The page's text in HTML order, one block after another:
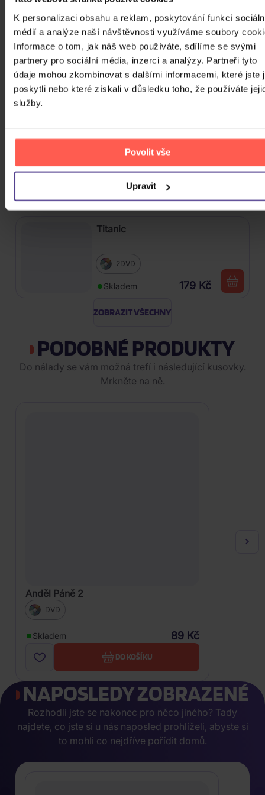
K personalizaci obsahu a reklam, poskytování funkcí
médií a analýze naší návštěvnosti využíváme soubory
Informace o tom, jak náš web používáte, sdílíme se svými
partnery pro sociální média, inzerci a analýzy. Partneři tyto
údaje mohou zkombinovat s dalšími informacemi, které jste
poskytli nebo které získali v důsledku toho, že používáte
služby.
Povolit vše
Upravit
Skladem 179 Kč
Osobní strážce
DVD
Nemocnice na kraji města -
kolekce
Titanic
2DVD
Skladem 179 Kč
ZOBRAZIT VŠECHNY
PODOBNÉ PRODUKTY
Do nálady se vám možná trefí i následující kusovky.
Mrkněte na ně.
Anděl Páně 2
DVD
Skladem 89 Kč
DO KOŠÍKU
NAPOSLEDY ZOBRAZENÉ
Rozhodli jste se nakonec pro něco jiného? Tady
najdete, co jste si u nás naposled prohlíželi, abyste si
to mohli co nejdříve pořídit domů.